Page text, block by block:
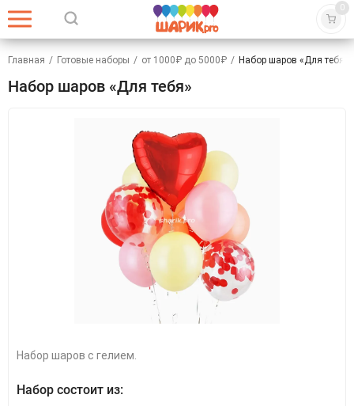
0
Главная / Готовые наборы / от 1000₽ до 5000₽ / Набор шаров «Для тебя»
Набор шаров «Для тебя»
Набор шаров с гелием.
Набор состоит из: